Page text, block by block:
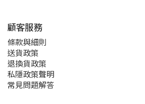
顧客服務
條款與細則
送貨政策
退換貨政策
私隱政策聲明
常見問題解答